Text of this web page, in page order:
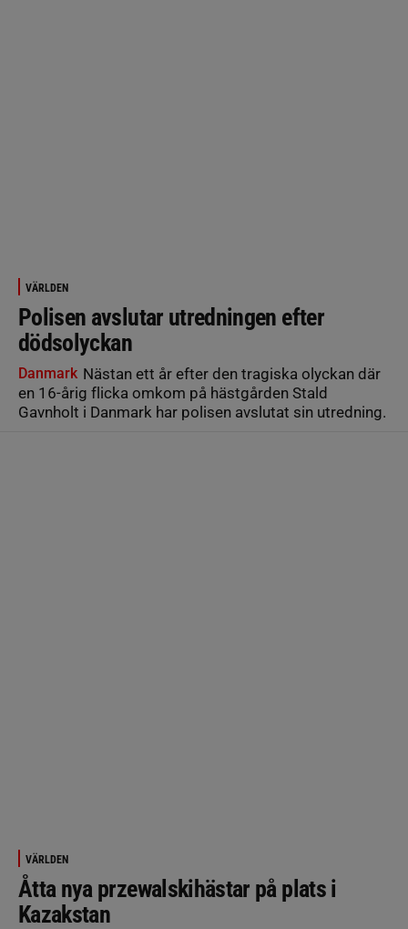
VÄRLDEN
Polisen avslutar utredningen efter
dödsolyckan
Danmark Nästan ett år efter den tragiska olyckan där
en 16-årig flicka omkom på hästgården Stald
Gavnholt i Danmark har polisen avslutat sin utredning.
VÄRLDEN
Åtta nya przewalskihästar på plats i
Kazakstan